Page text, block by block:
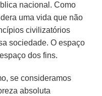
nacional. Como
uma vida que não
civilizatórios
sociedade. O espaço
dos fins.
se consideramos
absoluta